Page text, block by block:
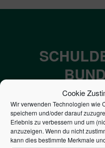
Cookie
Wir verwenden Technologien wie
speichern und/oder darauf
Erlebnis zu verbessern und um
anzuzeigen. Wenn du nicht
kann dies bestimmte Merkmale